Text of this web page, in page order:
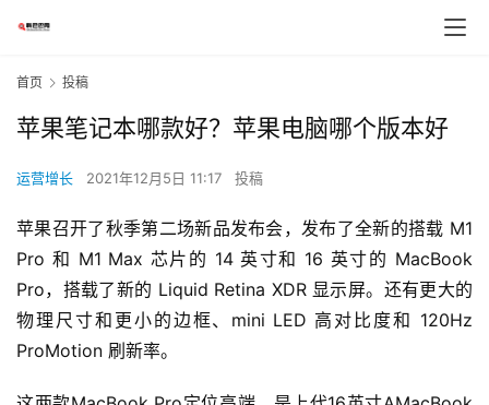
首页 投稿
苹果笔记本哪款好？苹果电脑哪个版本好
运营增长 2021年12月5日 11:17 投稿
苹果召开了秋季第二场新品发布会，发布了全新的搭载 M1
Pro 和 M1 Max 芯片的 14 英寸和 16 英寸的 MacBook
Pro，搭载了新的 Liquid Retina XDR 显示屏。还有更大的
物理尺寸和更小的边框、mini LED 高对比度和 120Hz
ProMotion 刷新率。